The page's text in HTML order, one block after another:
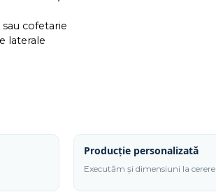
cofetarie
laterale
Producție personalizată
Executăm și dimensiuni la cerere